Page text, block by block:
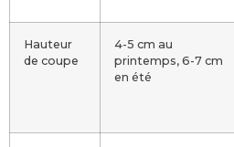
Hauteur
de coupe
4-5 cm au
printemps, 6-7 cm
en été